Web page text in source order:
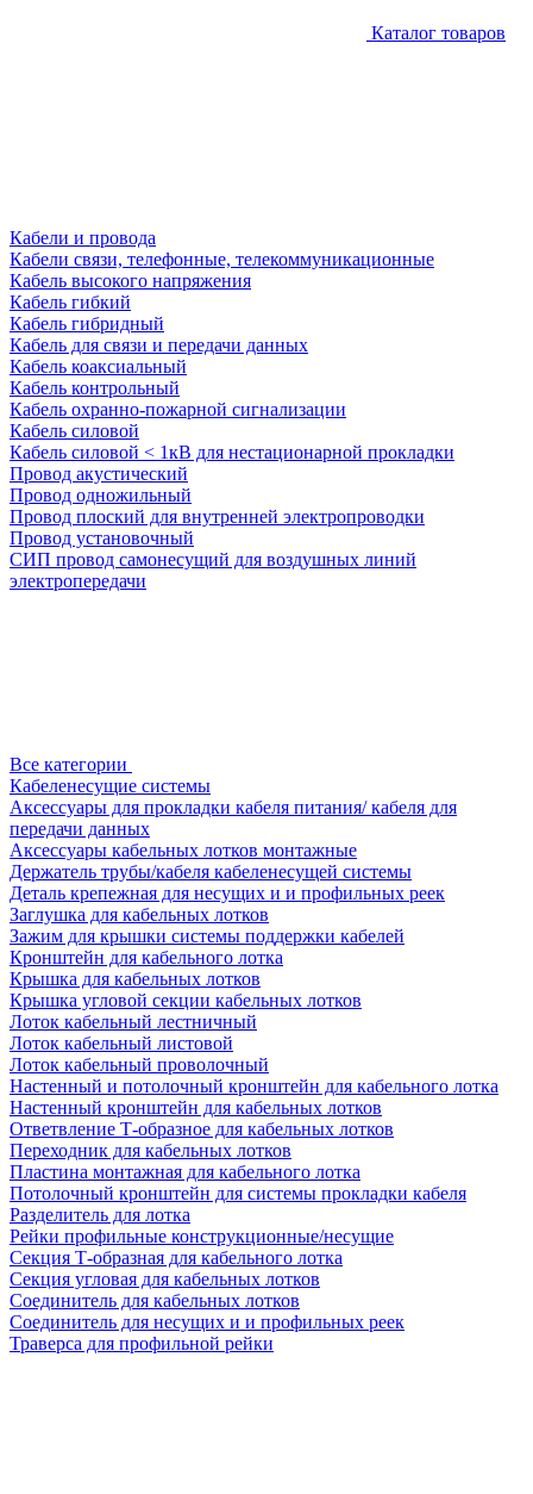
Каталог товаров
Кабели и провода
Кабели связи, телефонные, телекоммуникационные
Кабель высокого напряжения
Кабель гибкий
Кабель гибридный
Кабель для связи и передачи данных
Кабель коаксиальный
Кабель контрольный
Кабель охранно-пожарной сигнализации
Кабель силовой
Кабель силовой < 1кВ для нестационарной прокладки
Провод акустический
Провод одножильный
Провод плоский для внутренней электропроводки
Провод установочный
СИП провод самонесущий для воздушных линий
электропередачи
Все категории
Кабеленесущие системы
Аксессуары для прокладки кабеля питания/ кабеля для
передачи данных
Аксессуары кабельных лотков монтажные
Держатель трубы/кабеля кабеленесущей системы
Деталь крепежная для несущих и и профильных реек
Заглушка для кабельных лотков
Зажим для крышки системы поддержки кабелей
Кронштейн для кабельного лотка
Крышка для кабельных лотков
Крышка угловой секции кабельных лотков
Лоток кабельный лестничный
Лоток кабельный листовой
Лоток кабельный проволочный
Настенный и потолочный кронштейн для кабельного лотка
Настенный кронштейн для кабельных лотков
Ответвление Т-образное для кабельных лотков
Переходник для кабельных лотков
Пластина монтажная для кабельного лотка
Потолочный кронштейн для системы прокладки кабеля
Разделитель для лотка
Рейки профильные конструкционные/несущие
Секция Т-образная для кабельного лотка
Секция угловая для кабельных лотков
Соединитель для кабельных лотков
Соединитель для несущих и и профильных реек
Траверса для профильной рейки